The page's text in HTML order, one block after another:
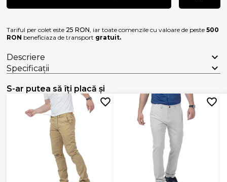
Tariful per colet este 25 RON, iar toate comenzile cu valoare de peste500
RON beneficiaza de transport gratuit.
Descriere
Specificații
S-ar putea să îți placă și